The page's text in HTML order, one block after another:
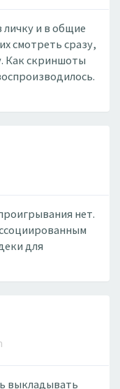
и в общие
смотреть сразу,
Как скриншоты
нет.
для
выкладывать